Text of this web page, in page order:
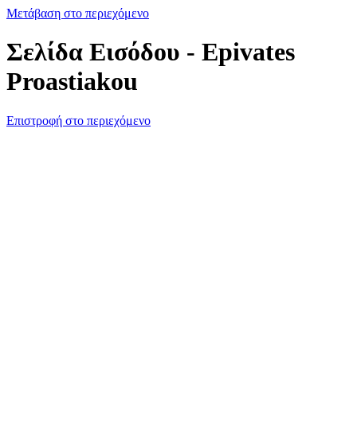
Μετάβαση στο περιεχόμενο
Σελίδα Εισόδου - Epivates
Proastiakou
Επιστροφή στο περιεχόμενο